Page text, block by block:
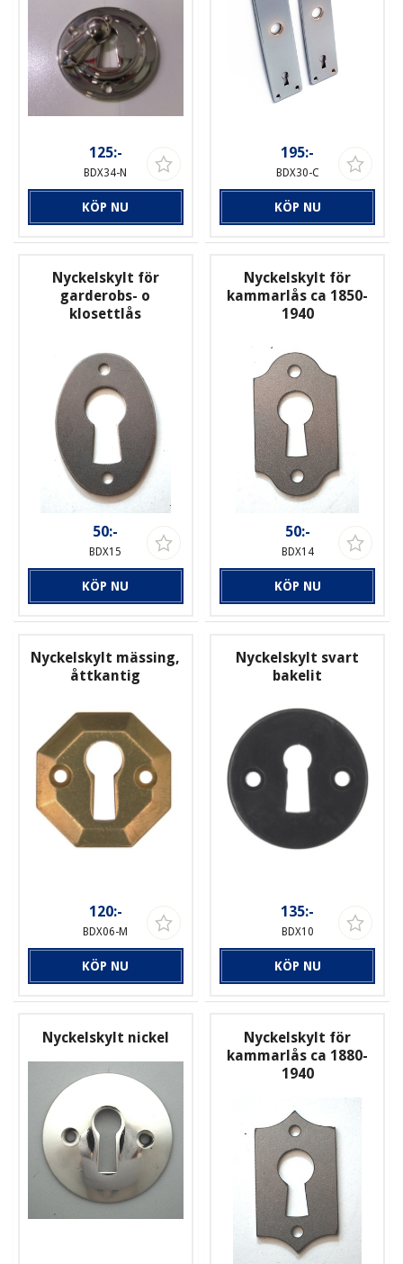
125:-
BDX34-N
KÖP NU
195:-
BDX30-C
KÖP NU
Nyckelskylt för
garderobs- o
klosettlås
50:-
BDX15
KÖP NU
Nyckelskylt för
kammarlås ca 1850-
1940
50:-
BDX14
KÖP NU
Nyckelskylt mässing,
åttkantig
120:-
BDX06-M
KÖP NU
Nyckelskylt svart
bakelit
135:-
BDX10
KÖP NU
Nyckelskylt nickel
Nyckelskylt för
kammarlås ca 1880-
1940